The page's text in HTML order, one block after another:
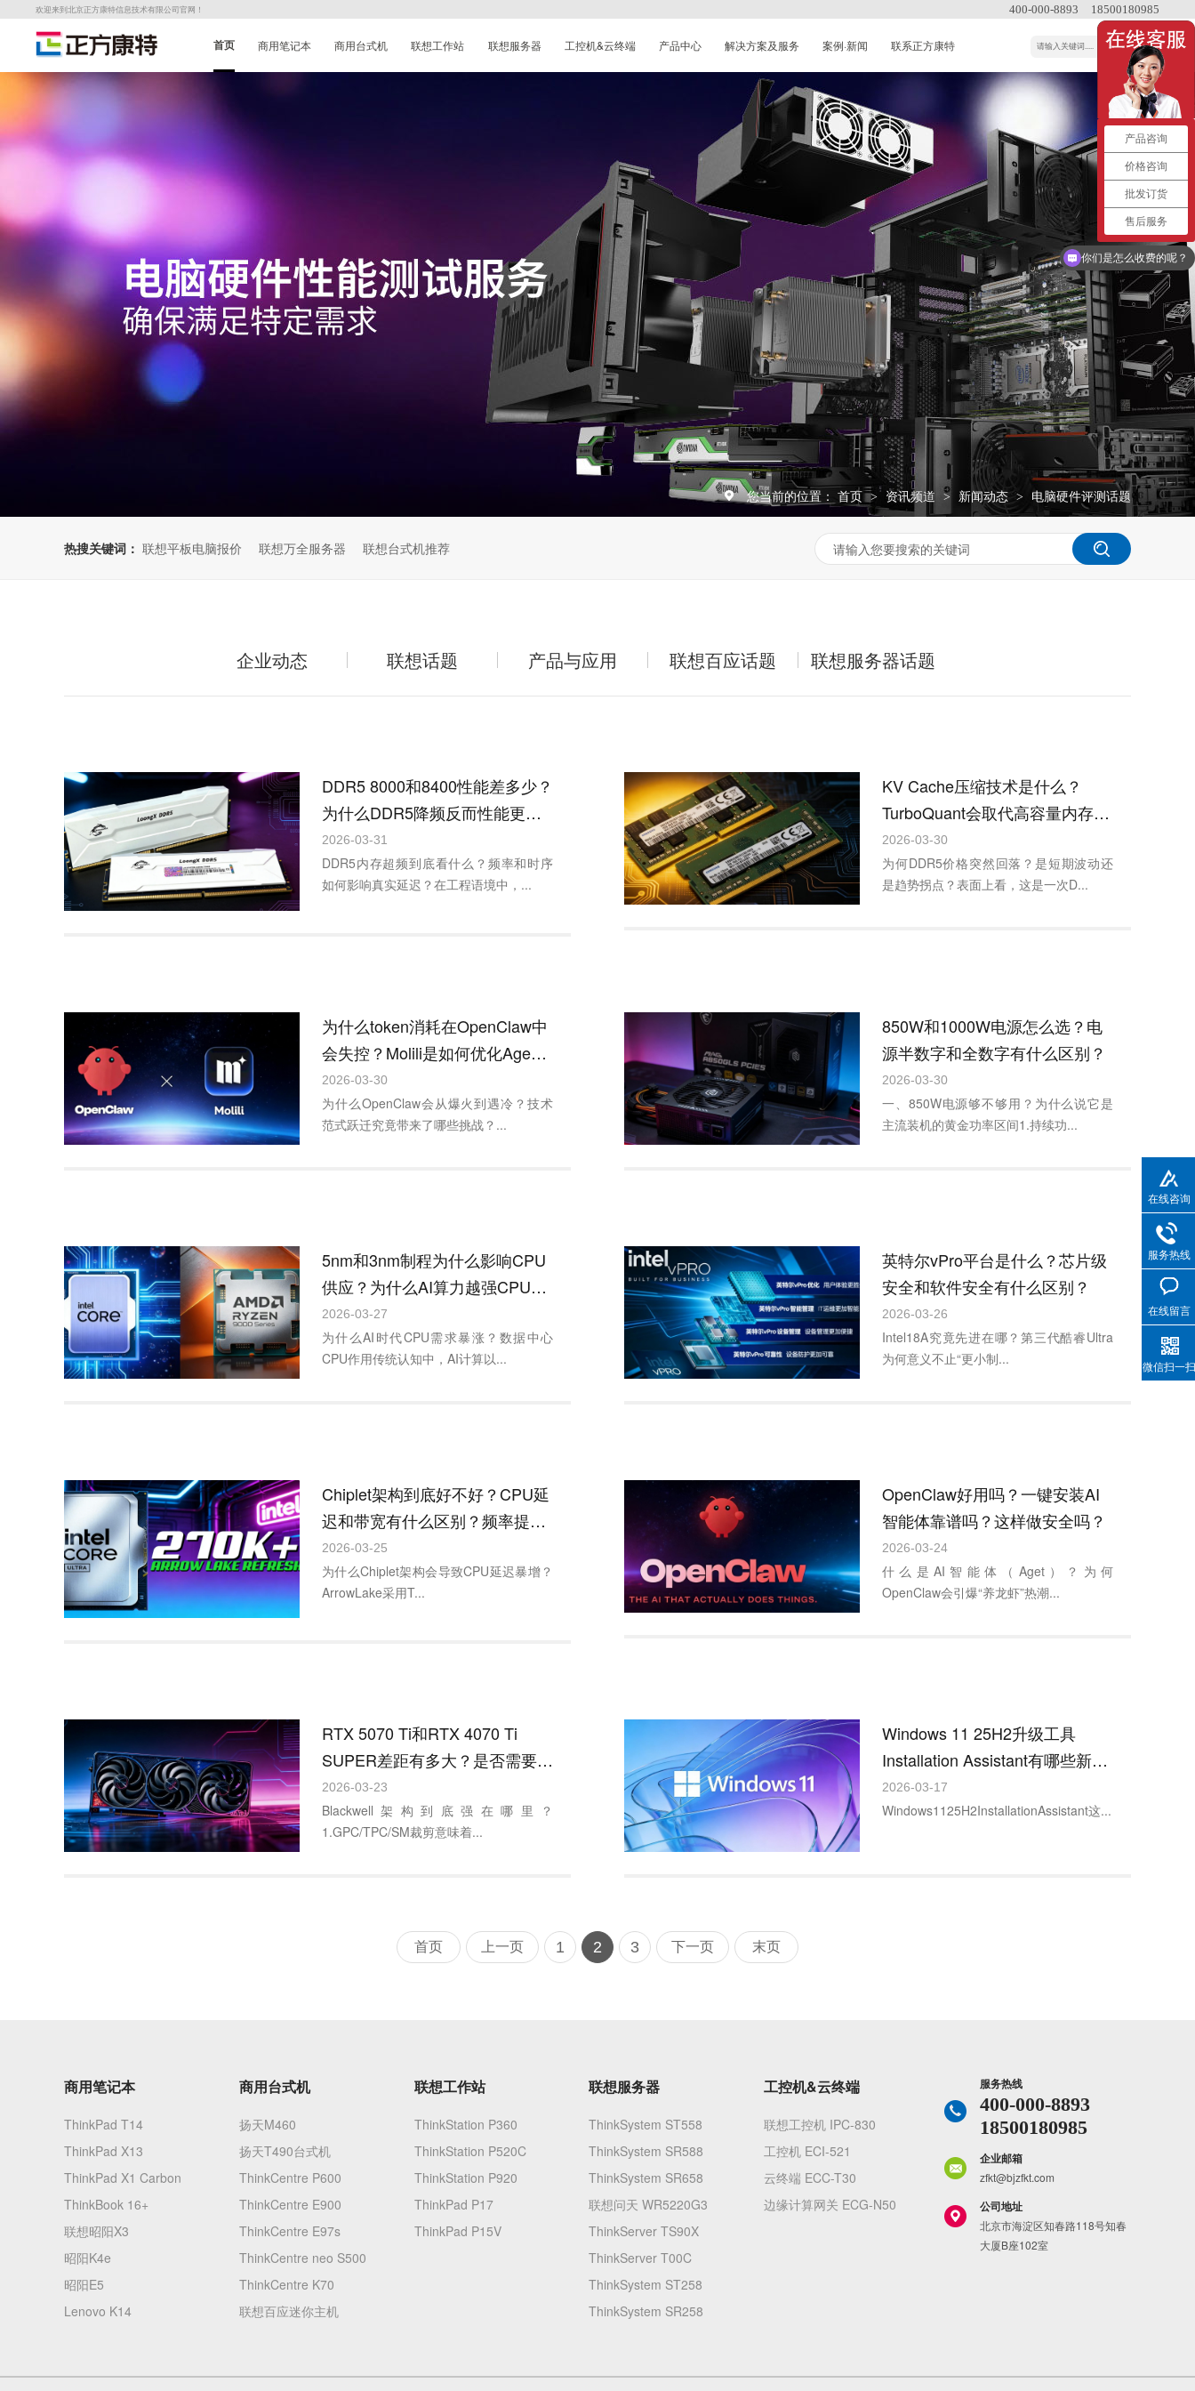
欢迎来到北京正方康特信息技术有限公司官网！ 400-000-8893 18500180985
首页 商用笔记本 商用台式机 联想工作站 联想服务器 工控机&云终端 产品中心 解决方案及服务 案例·新闻 联系正方康特
您当前的位置： 首页 > 资讯频道 > 新闻动态 > 电脑硬件评测话题
热搜关键词： 联想平板电脑报价 联想万全服务器 联想台式机推荐
企业动态 联想话题 产品与应用 联想百应话题 联想服务器话题
DDR5 8000和8400性能差多少？
为什么DDR5降频反而性能更
高？
2026-03-31
DDR5内存超频到底看什么？频率和时序
如何影响真实延迟？在工程语境中，...
KV Cache压缩技术是什么？
TurboQuant会取代高容量内存
吗？
2026-03-30
为何DDR5价格突然回落？是短期波动还
是趋势拐点？表面上看，这是一次D...
为什么token消耗在OpenClaw中
会失控？Molili是如何优化Agent
上下文管理降低token成本的？
2026-03-30
为什么OpenClaw会从爆火到遇冷？技术
范式跃迁究竟带来了哪些挑战？...
850W和1000W电源怎么选？电
源半数字和全数字有什么区别？
2026-03-30
一、850W电源够不够用？为什么说它是
主流装机的黄金功率区间1.持续功...
5nm和3nm制程为什么影响CPU
供应？为什么AI算力越强CPU需
求反而越高？
2026-03-27
为什么AI时代CPU需求暴涨？数据中心
CPU作用传统认知中，AI计算以...
英特尔vPro平台是什么？芯片级
安全和软件安全有什么区别？
2026-03-26
Intel18A究竟先进在哪？第三代酷睿Ultra
为何意义不止“更小制...
Chiplet架构到底好不好？CPU延
迟和带宽有什么区别？频率提升
真的能改善性能吗？
2026-03-25
为什么Chiplet架构会导致CPU延迟暴增？
ArrowLake采用T...
OpenClaw好用吗？一键安装AI
智能体靠谱吗？这样做安全吗？
2026-03-24
什么是AI智能体（Aget）？为何
OpenClaw会引爆“养龙虾”热潮...
RTX 5070 Ti和RTX 4070 Ti
SUPER差距有多大？是否需要更
换新电源？
2026-03-23
Blackwell架构到底强在哪里？
1.GPC/TPC/SM裁剪意味着...
Windows 11 25H2升级工具
Installation Assistant有哪些新功
能？
2026-03-17
Windows1125H2InstallationAssistant这...
首页 上一页 1 2 3 下一页 末页
商用笔记本
ThinkPad T14
ThinkPad X13
ThinkPad X1 Carbon
ThinkBook 16+
联想昭阳X3
昭阳K4e
昭阳E5
Lenovo K14
商用台式机
扬天M460
扬天T490台式机
ThinkCentre P600
ThinkCentre E900
ThinkCentre E97s
ThinkCentre neo S500
ThinkCentre K70
联想百应迷你主机
联想工作站
ThinkStation P360
ThinkStation P520C
ThinkStation P920
ThinkPad P17
ThinkPad P15V
联想服务器
ThinkSystem ST558
ThinkSystem SR588
ThinkSystem SR658
联想问天 WR5220G3
ThinkServer TS90X
ThinkServer T00C
ThinkSystem ST258
ThinkSystem SR258
工控机&云终端
联想工控机 IPC-830
工控机 ECI-521
云终端 ECC-T30
边缘计算网关 ECG-N50
服务热线
400-000-8893
18500180985
企业邮箱
zfkt@bjzfkt.com
公司地址
北京市海淀区知春路118号知春
大厦B座102室
在线咨询
服务热线
在线留言
微信扫一扫
产品咨询
价格咨询
批发订货
售后服务
你们是怎么收费的呢？